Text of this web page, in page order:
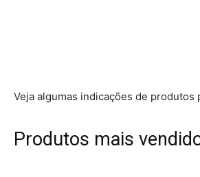
Veja algumas indicações de produtos
Produtos mais